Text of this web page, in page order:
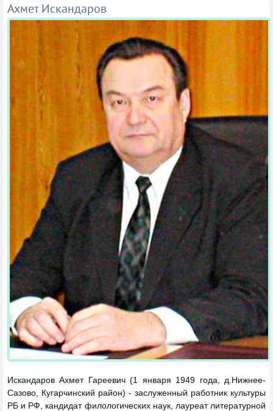
Ахмет Искандаров
Искандаров Ахмет Гареевич (1 января 1949 года, д.Нижнее-
Сазово, Кугарчинский район) - заслуженный работник культуры
РБ и РФ, кандидат филологических наук, лауреат литературной